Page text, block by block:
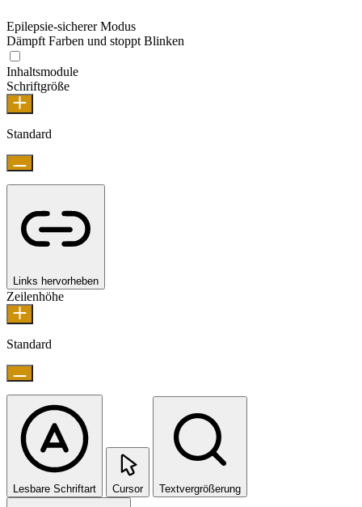
Epilepsie-sicherer Modus
Dämpft Farben und stoppt Blinken
Inhaltsmodule
Schriftgröße
Standard
Links hervorheben
Zeilenhöhe
Standard
Lesbare Schriftart Cursor Textvergrößerung